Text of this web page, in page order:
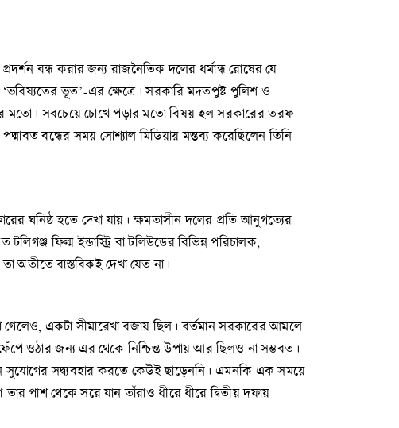
বন্ধ করার জন্য রাজনৈতিক দলের ধর্মান্ধ রোষের যে
‘ভবিষ্যতের ভূত’-এর ক্ষেত্রে। সরকারি মদতপুষ্ট পুলিশ ও
মতো। সবচেয়ে চোখে পড়ার মতো বিষয় হল সরকারের তরফ
বন্ধের সময় সোশ্যাল মিডিয়ায় মন্তব্য করেছিলেন তিনি
ঘনিষ্ঠ হতে দেখা যায়। ক্ষমতাসীন দলের প্রতি আনুগত্যের
ফিল্ম ইন্ডাস্ট্রি বা টলিউডের বিভিন্ন পরিচালক,
অতীতে বাস্তবিকই দেখা যেত না।
গেলেও, একটা সীমারেখা বজায় ছিল। বর্তমান সরকারের আমলে
ওঠার জন্য এর থেকে নিশ্চিন্ত উপায় আর ছিলও না সম্ভবত।
সুযোগের সদ্ব্যবহার করতে কেউই ছাড়েননি। এমনকি এক সময়ে
পাশ থেকে সরে যান তাঁরাও ধীরে ধীরে দ্বিতীয় দফায়